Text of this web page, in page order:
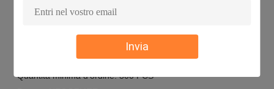
Invia
Marchio: KAMTAI
Certificazione: ISO 9001
Quantità minima d'ordine: 300 PCS